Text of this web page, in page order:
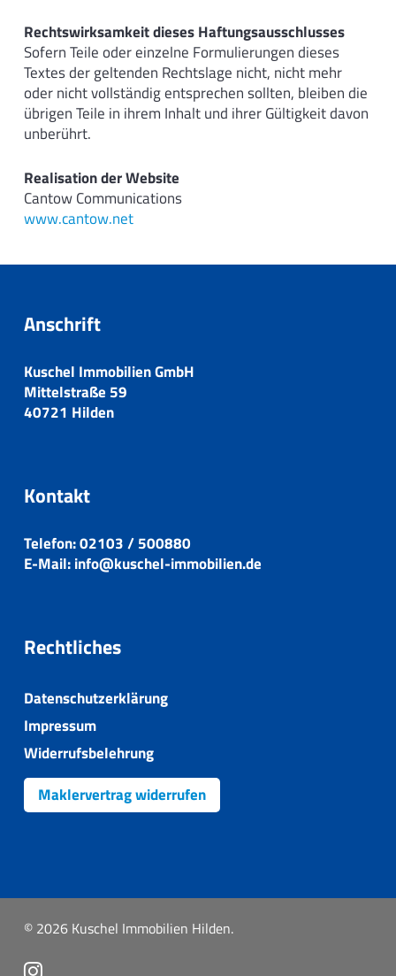
Rechtswirksamkeit dieses Haftungsausschlusses
Sofern Teile oder einzelne Formulierungen dieses
Textes der geltenden Rechtslage nicht, nicht mehr
oder nicht vollständig entsprechen sollten, bleiben die
übrigen Teile in ihrem Inhalt und ihrer Gültigkeit davon
unberührt.
Realisation der Website
Cantow Communications
www.cantow.net
Anschrift
Kuschel Immobilien GmbH
Mittelstraße 59
40721 Hilden
Kontakt
Telefon:02103 / 500880
E-Mail:info@kuschel-immobilien.de
Rechtliches
Datenschutzerklärung
Impressum
Widerrufsbelehrung
Maklervertrag widerrufen
© 2026 Kuschel Immobilien Hilden.
instagram